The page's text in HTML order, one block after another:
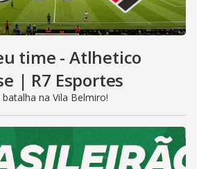
time - Atlhetico
| R7 Esportes
na Vila Belmiro!